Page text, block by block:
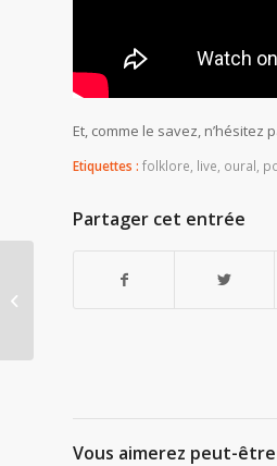
Et, comme le savez,
Etiquettes : folklore live oural
Partager cet entrée
Vous aimerez peut-être
Prophètes, miracles et